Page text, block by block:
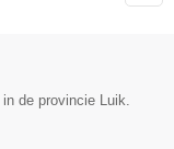
de provincie Luik.